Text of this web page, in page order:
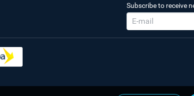
Subscribe to receive